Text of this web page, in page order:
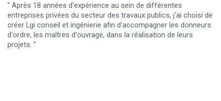
" Après 18 années d'expérience au sein de différentes
entreprises privées du secteur des travaux publics, j'ai choisi de
créer Lgi conseil et ingénierie afin d'accompagner les donneurs
d'ordre, les maîtres d'ouvrage, dans la réalisation de leurs
projets. "